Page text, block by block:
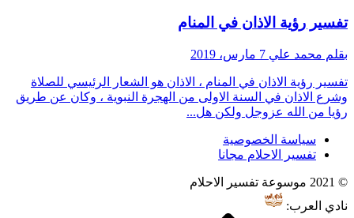
تفسير رؤية الاذان في المنام
بقلم محمد علي 7 مارس، 2019
تفسير رؤية الاذان في المنام ، الاذان هو الشعار الرئيسي للصلاة
وشرع الاذان في السنة الاولى من الهجرة النبوية ، وكان عن طريق
رؤيا من الله عزوجل ولكن هل...
سياسة الخصوصية
تفسير الاحلام مجانا
© 2021 موسوعة تفسير الاحلام
نادي العرب: